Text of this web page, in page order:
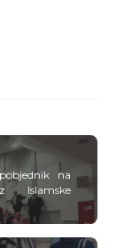
na
Islamske